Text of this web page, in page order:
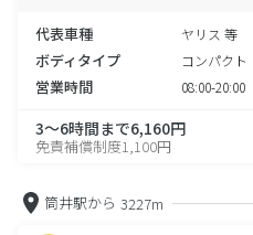
代表車種 ヤリス 等
ボディタイプ コンパクト
営業時間 08:00-20:00
3～6時間まで6,160円
免責補償制度1,100円
筒井駅から 3227m